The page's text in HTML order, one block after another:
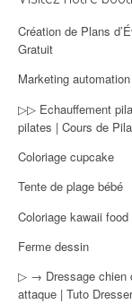
Création de Plans
Gratuit
Marketing
▷▷ Echauffement
pilates | Cours de
Coloriage cupcake
Tente de plage bébé
Coloriage kawaii food
Ferme dessin
▷ → Dressage chien
attaque | Tuto